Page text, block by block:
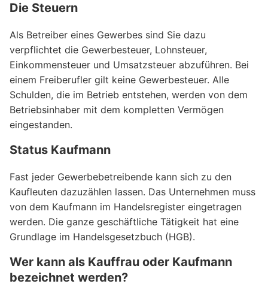
Die Steuern
Als Betreiber eines Gewerbes sind Sie dazu
verpflichtet die Gewerbesteuer, Lohnsteuer,
Einkommensteuer und Umsatzsteuer abzuführen. Bei
einem Freiberufler gilt keine Gewerbesteuer. Alle
Schulden, die im Betrieb entstehen, werden von dem
Betriebsinhaber mit dem kompletten Vermögen
eingestanden.
Status Kaufmann
Fast jeder Gewerbebetreibende kann sich zu den
Kaufleuten dazuzählen lassen. Das Unternehmen muss
von dem Kaufmann im Handelsregister eingetragen
werden. Die ganze geschäftliche Tätigkeit hat eine
Grundlage im Handelsgesetzbuch (HGB).
Wer kann als Kauffrau oder Kaufmann
bezeichnet werden?